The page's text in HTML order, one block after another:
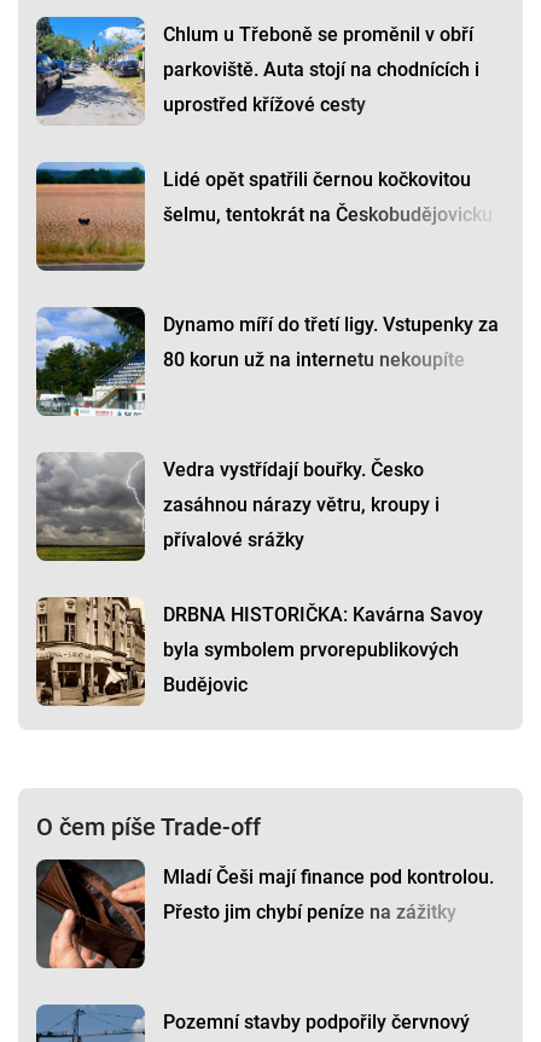
Chlum u Třeboně se proměnil v obří
parkoviště. Auta stojí na chodnících i
uprostřed křížové cesty
Lidé opět spatřili černou kočkovitou
šelmu, tentokrát na Českobudějovicku
Dynamo míří do třetí ligy. Vstupenky za
80 korun už na internetu nekoupíte
Vedra vystřídají bouřky. Česko
zasáhnou nárazy větru, kroupy i
přívalové srážky
DRBNA HISTORIČKA: Kavárna Savoy
byla symbolem prvorepublikových
Budějovic
O čem píše Trade-off
Mladí Češi mají finance pod kontrolou.
Přesto jim chybí peníze na zážitky
Pozemní stavby podpořily červnový